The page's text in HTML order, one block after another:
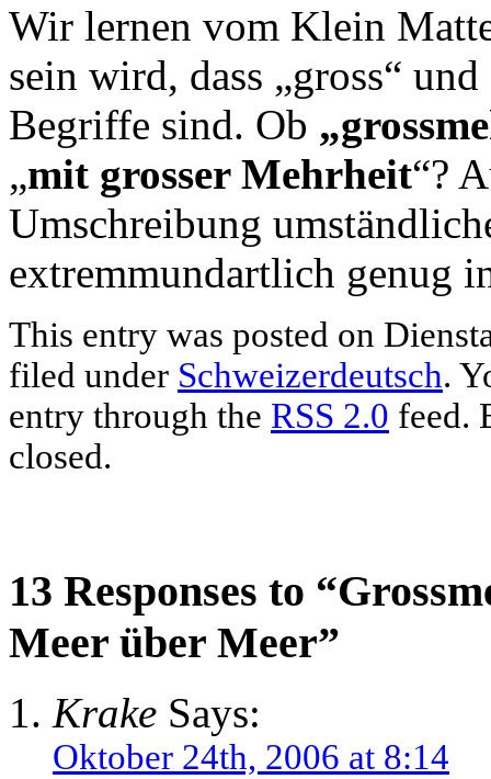
Wir lernen vom Klein
sein wird, dass „gross“
Begriffe sind. Ob
„mit grosser Mehrheit“?
Umschreibung
extremmundartlich genug
This entry was posted on
filed under Schweizerdeutsch.
entry through the RSS 2.0 feed.
closed.
13 Responses to
Meer über Meer”
Krake Says:
Oktober 24th, 2006 at 8:14